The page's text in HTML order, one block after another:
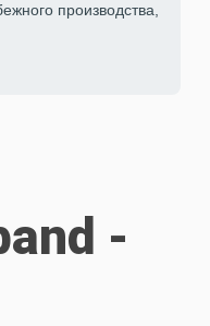
производства,
-